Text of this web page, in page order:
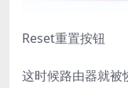
Reset重置按钮
这时候路由器就被